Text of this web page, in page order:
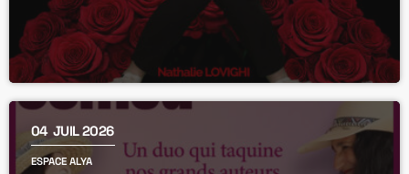
04 JUIL 2026
ESPACE ALYA